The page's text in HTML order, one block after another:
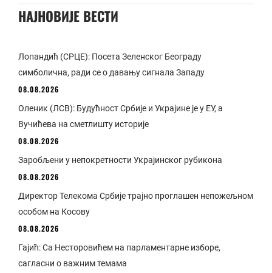
НАЈНОВИЈЕ ВЕСТИ
Лопандић (СРЦЕ): Посета Зеленског Београду
симболична, ради се о давању сигнала Западу
08.08.2026
Оленик (ЛСВ): Будућност Србије и Украјине је у ЕУ, а
Вучићева на сметлишту историје
08.08.2026
Заробљени у непокретности Украјинског рубикона
08.08.2026
Директор Телекома Србије трајно проглашен непожељном
особом на Косову
08.08.2026
Гајић: Са Несторовићем на парламентарне изборе,
сагласни о важним темама